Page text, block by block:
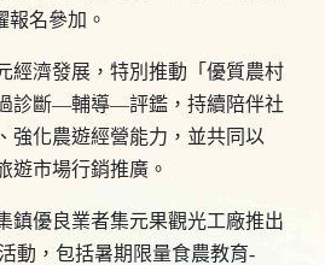
名參加。
經濟發展，特別推動「優質農村
診斷—輔導—評鑑，持續陪伴社
強化農遊經營能力，並共同以
遊市場行銷推廣。
鎮優良業者集元果觀光工廠推出
動，包括暑期限量食農教育-